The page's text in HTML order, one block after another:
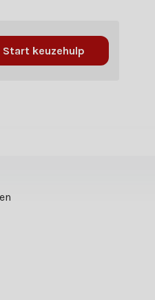
Start keuzehulp